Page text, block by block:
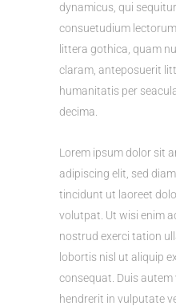
dynamicus, qui
consuetudium
littera gothica, quam
claram, anteposuerit
humanitatis per
decima.
Lorem ipsum dolor sit
adipiscing elit, sed
tincidunt ut laoreet
volutpat. Ut wisi enim
nostrud exerci tation
lobortis nisl ut aliquip
consequat. Duis autem
hendrerit in vulputate